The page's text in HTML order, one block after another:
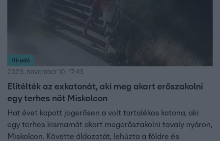
Híradó
2023. november 10. 17:43
Elítélték az exkatonát, aki meg akart erőszakolni
egy terhes nőt Miskolcon
Hat évet kapott jogerősen a volt tartalékos katona, aki
egy terhes kismamát akart megerőszakolni tavaly nyáron,
Miskolcon. Követte áldozatát, lehúzta a földre és